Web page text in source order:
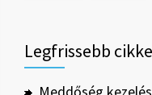
Legfrissebb